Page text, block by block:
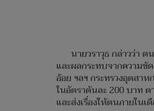
นายวราวุธ กล่าวว่า
และผลกระทบจากความขั
อ้อย ฯลฯ กระทรวงอุตสา
ในอัตราตันละ 200 บาท
และส่งเรื่องให้ตนภายใน